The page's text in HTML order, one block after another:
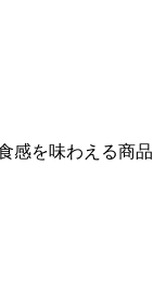
感を味わえる商品